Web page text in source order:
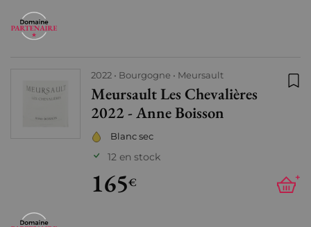
2022 Bourgogne Meursault
Meursault Les Chevalières
2022 - Anne Boisson
Blanc sec
12 en stock
165€ +